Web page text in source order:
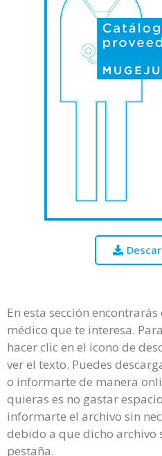
En esta sección
médico que te interesa.
hacer clic en el icono de
ver el texto. Puedes
o informarte de manera
quieras es no gastar
informarte el archivo sin
debido a que dicho archivo
pestaña.